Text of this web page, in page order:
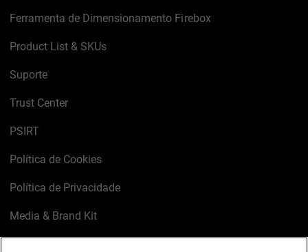
Ferramenta de Dimensionamento Firebox
Product List & SKUs
Suporte
Trust Center
PSIRT
Política de Cookies
Política de Privacidade
Media & Brand Kit